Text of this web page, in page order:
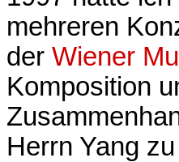
mehreren
der Wiener
Komposition
Herrn Yang